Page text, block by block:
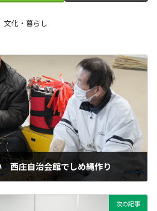
文化・暮らし
西庄自治会館でしめ縄作り
次の記事